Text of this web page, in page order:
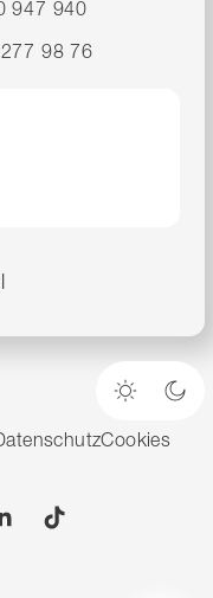
947 940
98 76
Heller
Cookies
Linkedin